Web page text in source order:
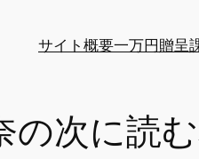
サイト概要一万円贈呈
の次に読